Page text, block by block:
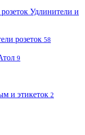
Удлинители и
розеток 58
9
и этикеток 2